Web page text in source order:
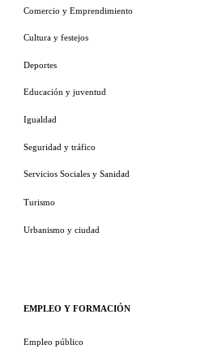
Comercio y Emprendimiento
Cultura y festejos
Deportes
Educación y juventud
Igualdad
Seguridad y tráfico
Servicios Sociales y Sanidad
Turismo
Urbanismo y ciudad
EMPLEO Y FORMACIÓN
Empleo público